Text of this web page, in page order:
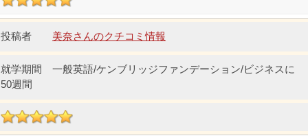
美奈さんのクチコミ情報
一般英語/ケンブリッジファンデーション/ビジネスに
50週間